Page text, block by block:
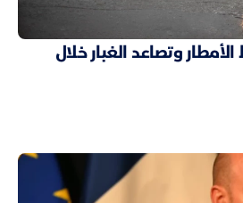
وتصاعد الغبار خلال